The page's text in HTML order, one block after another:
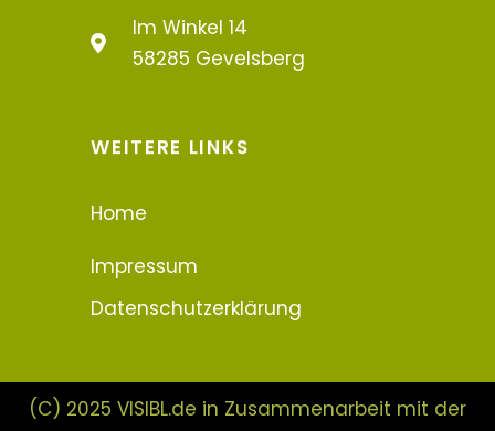
Im Winkel 14
58285 Gevelsberg
WEITERE LINKS
Home
Impressum
Datenschutzerklärung
(C) 2025 VISIBL.de in Zusammenarbeit mit der